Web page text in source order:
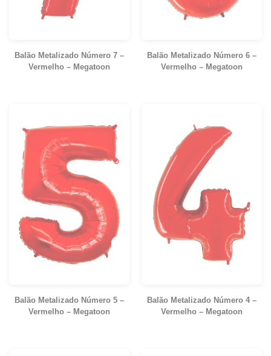
Balão Metalizado Número 7 –
Vermelho – Megatoon
Balão Metalizado Número 6 –
Vermelho – Megatoon
Balão Metalizado Número 5 –
Vermelho – Megatoon
Balão Metalizado Número 4 –
Vermelho – Megatoon